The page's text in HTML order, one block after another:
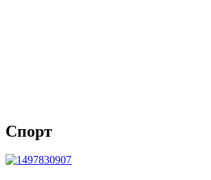
Спорт